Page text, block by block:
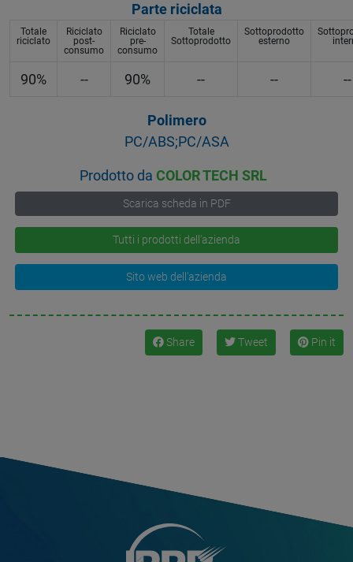
Parte riciclata
Totale
riciclato
Riciclato
post-
consumo
Riciclato
pre-
consumo
Totale
Sottoprodotto
Sottoprodotto
esterno
90% -- 90% -- -- --
Polimero
PC/ABS;PC/ASA
Prodotto daCOLOR TECH SRL
Scarica scheda in PDF
Tutti i prodotti dell'azienda
Sito web dell'azienda
Share Tweet Pin it